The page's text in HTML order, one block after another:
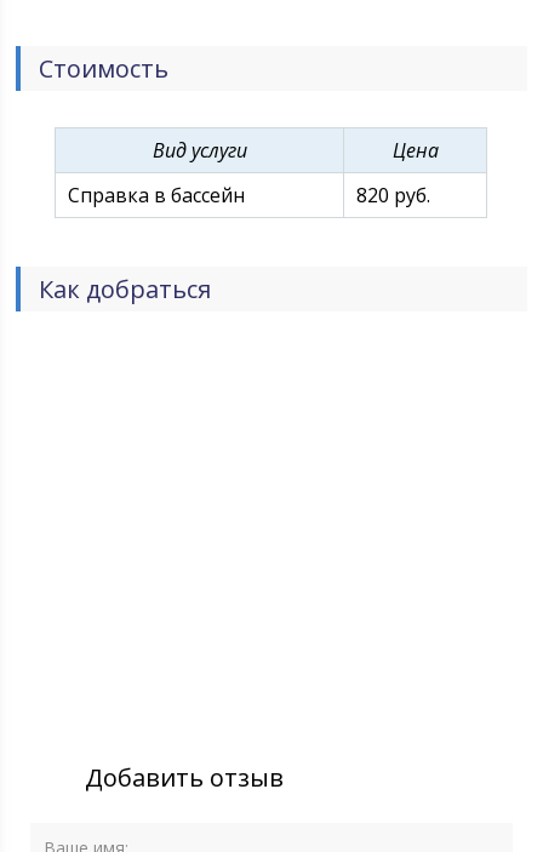
Стоимость
Вид услуги
Цена
Справка в бассейн
820 руб.
Как добраться
Добавить отзыв